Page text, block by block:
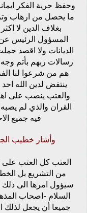
وحفظ حرية الفكر
ما يحصل من ارهاب
بغلاف الدين لا
المسؤول الرئيس
الديانات ولا اقصد
رسالات ربهم بأتم
هم من شرعوا لنا
ينتفض لدين الله احد
والعتب ينصب على اهل
القران والذي لم
فيه جميع
وأشار خطيب
العتب كل العتب
من التشريع بل
سيؤول امرها الى
السلام -اصحاب
جميعا أن يجعل